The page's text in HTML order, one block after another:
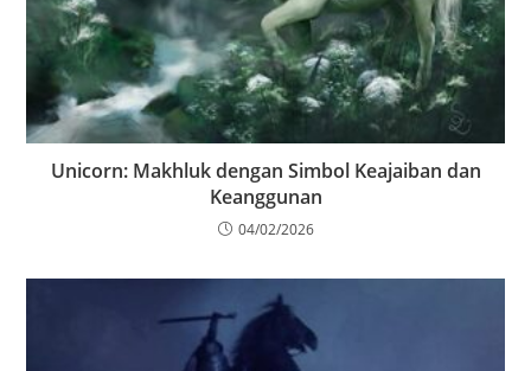
Unicorn: Makhluk dengan Simbol Keajaiban dan
Keanggunan
04/02/2026